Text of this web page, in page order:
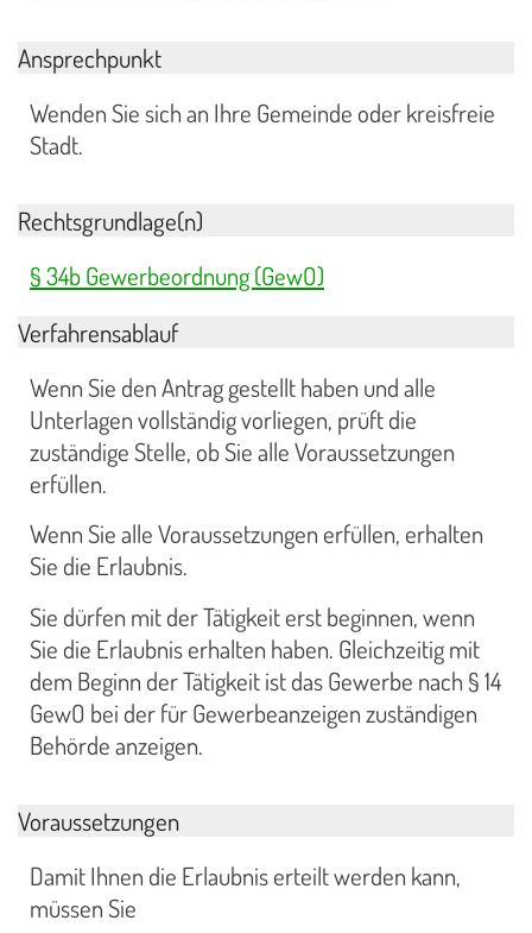
Ansprechpunkt
Wenden Sie sich an Ihre Gemeinde oder kreisfreie
Stadt.
Rechtsgrundlage(n)
§ 34b Gewerbeordnung (GewO)
Verfahrensablauf
Wenn Sie den Antrag gestellt haben und alle
Unterlagen vollständig vorliegen, prüft die
zuständige Stelle, ob Sie alle Voraussetzungen
erfüllen.
Wenn Sie alle Voraussetzungen erfüllen, erhalten
Sie die Erlaubnis.
Sie dürfen mit der Tätigkeit erst beginnen, wenn
Sie die Erlaubnis erhalten haben. Gleichzeitig mit
dem Beginn der Tätigkeit ist das Gewerbe nach § 14
GewO bei der für Gewerbeanzeigen zuständigen
Behörde anzeigen.
Voraussetzungen
Damit Ihnen die Erlaubnis erteilt werden kann,
müssen Sie